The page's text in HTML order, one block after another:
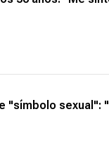
"símbolo sexual":